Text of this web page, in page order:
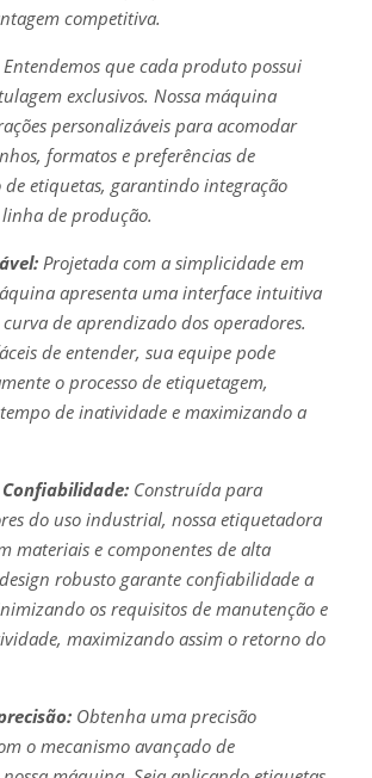
competitiva.
que cada produto possui
exclusivos. Nossa máquina
personalizáveis para acomodar
formatos e preferências de
etiquetas, garantindo integração
de produção.
Projetada com a simplicidade em
apresenta uma interface intuitiva
de aprendizado dos operadores.
de entender, sua equipe pode
o processo de etiquetagem,
de inatividade e maximizando a
Construída para
do uso industrial, nossa etiquetadora
materiais e componentes de alta
robusto garante confiabilidade a
os requisitos de manutenção e
maximizando assim o retorno do
Obtenha uma precisão
o mecanismo avançado de